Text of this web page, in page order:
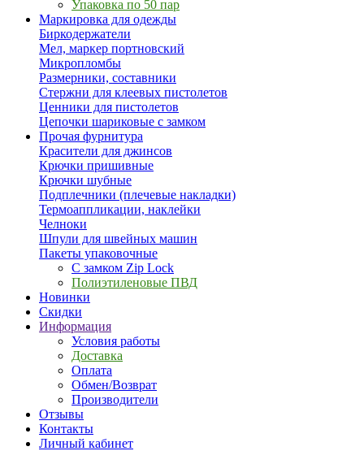
Упаковка по 50 пар
Маркировка для одежды
Биркодержатели
Мел, маркер портновский
Микропломбы
Размерники, составники
Стержни для клеевых пистолетов
Ценники для пистолетов
Цепочки шариковые с замком
Прочая фурнитура
Красители для джинсов
Крючки пришивные
Крючки шубные
Подплечники (плечевые накладки)
Термоаппликации, наклейки
Челноки
Шпули для швейных машин
Пакеты упаковочные
С замком Zip Lock
Полиэтиленовые ПВД
Новинки
Скидки
Информация
Условия работы
Доставка
Оплата
Обмен/Возврат
Производители
Отзывы
Контакты
Личный кабинет